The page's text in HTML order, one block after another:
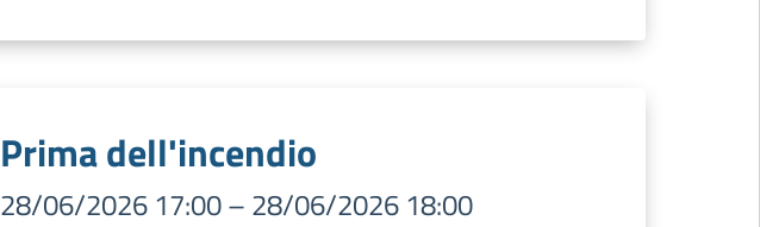
Prima dell'incendio
28/06/2026 17:00–28/06/2026 18:00